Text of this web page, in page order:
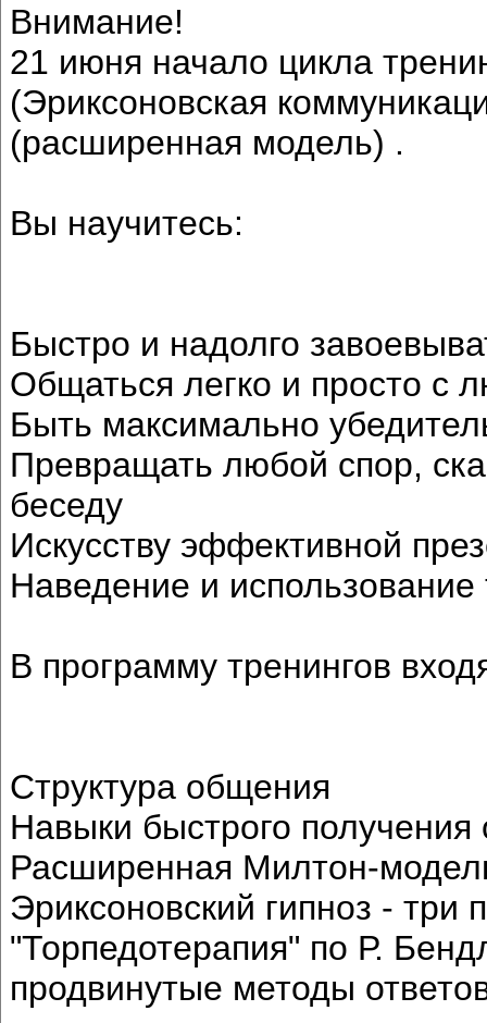
Внимание!
21 июня начало цикла
(Эриксоновская
(расширенная модель) .
Вы научитесь:
Быстро и надолго
Общаться легко и просто с
Быть максимально
Превращать любой спор,
беседу
Искусству эффективной
Наведение и
В программу тренингов
Структура общения
Навыки быстрого получения
Расширенная Милтон-
Эриксоновский гипноз - три
"Торпедотерапия" по Р.
продвинутые методы